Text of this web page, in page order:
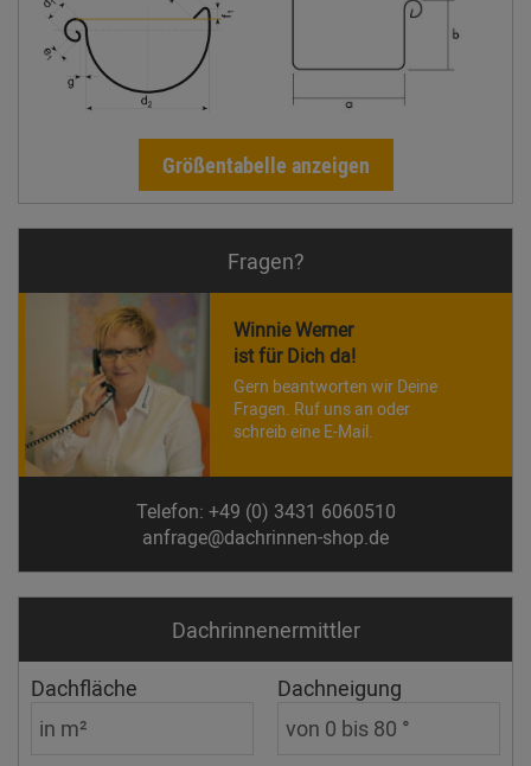
Größentabelle anzeigen
Fragen?
Winnie Werner
ist für Dich da!
Gern beantworten wir Deine
Fragen. Ruf uns an oder
schreib eine E-Mail.
Telefon: +49 (0) 3431 6060510
anfrage@dachrinnen-shop.de
Dachrinnen­ermittler
Dachfläche Dachneigung